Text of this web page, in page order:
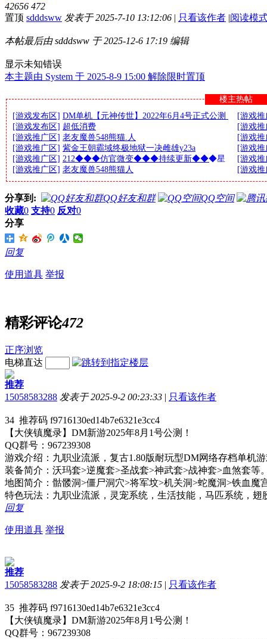
42656 472
置顶 sdddsww 发表于 2025-7-10 13:12:06 | 只看该作者 |阅读模
本帖最后由 sdddsww 于 2025-12-6 17:19 编辑
显示未知错误
本主题由 System 于 2025-8-9 15:00 解除限时置顶
楼主热帖
[游戏发布区] DM单机【元神传世】2022年6月4号正式公测
[游戏发布区] 超低消费
[游戏推广区] 老友魔兽548熊猫.人
[游戏推广区] 紫金王朝霸域终极地狱一决雌雄y23a
[游戏推广区] 212◆◆◆仿官微变◆◆◆持续更新◆◆◆星
[游戏推广区] 老友魔兽548熊猫人
[游戏
[游戏
[游戏
[游戏
[游戏
[游戏
分享到: QQ好友和群
QQ空间
收藏0 支持0 反对0
分享
回复
使用道具 举报
精彩评论472
正序浏览
电梯直达
推荐
15058583288 发表于 2025-9-2 00:23:33 | 只看该作者
34 推荐码 f9716130ed14b7e6321e3cc4
【大侠镇魔录】DM新游2025年8月1号公测！
QQ群号：967239308
游戏介绍：九职业流派，复古1.80版耐玩型DM网络存档单机
装备简介：沃玛套>逆魔套>圣战套>神武套>战神套>血煞套等
地图简介：骷髅洞>僵尸洞穴>将军坟>机关洞>蛇魔洞>铁血魔
特色玩法：九职业流派，灵宠系统，生活技能，马匹系统，
回复
使用道具 举报
推荐
15058583288 发表于 2025-9-2 18:08:15 | 只看该作者
35 推荐码 f9716130ed14b7e6321e3cc4
【大侠镇魔录】DM新游2025年8月1号公测！
QQ群号：967239308